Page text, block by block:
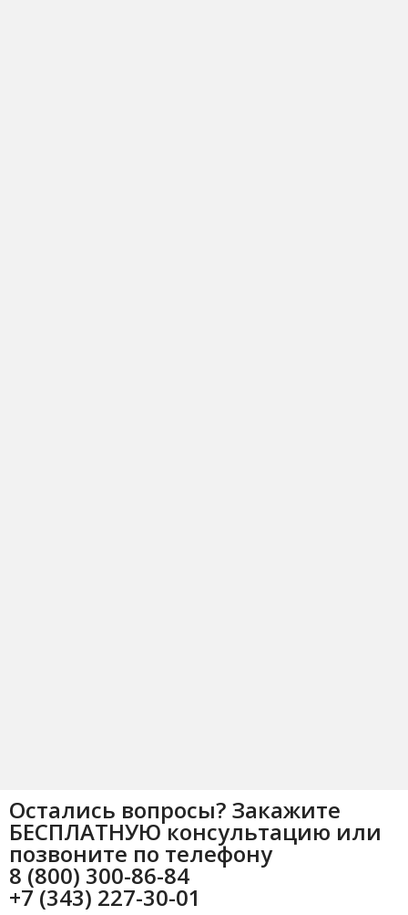
Остались вопросы? Закажите
БЕСПЛАТНУЮ консультацию или
позвоните по телефону
8 (800) 300-86-84
+7 (343) 227-30-01